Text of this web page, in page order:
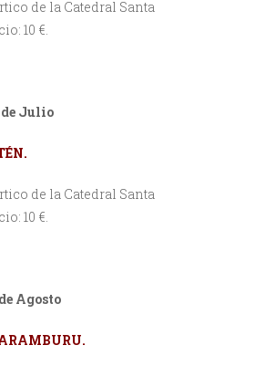
de la Catedral Santa
10 €.
de Julio
de la Catedral Santa
10 €.
Agosto